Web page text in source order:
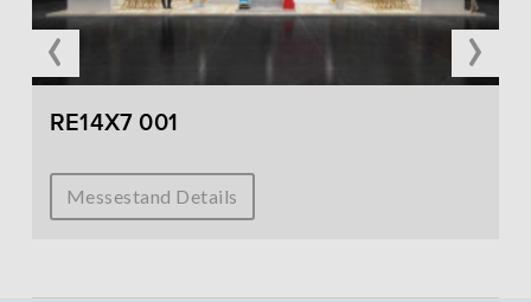
RE14X7 001
Messestand Details
‹ ›